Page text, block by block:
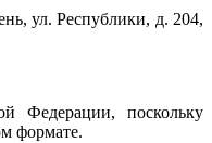
ул. Республики, д. 204,
Федерации, поскольку
формате.